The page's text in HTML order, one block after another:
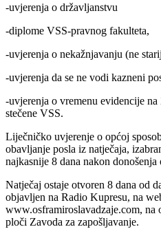
-uvjerenja o državljanstvu
-diplome VSS-pravnog fakulteta,
-uvjerenja o nekažnjavanju (ne
-uvjerenja da se ne vodi kazneni
-uvjerenja o vremenu evidencije
stečene VSS.
Liječničko uvjerenje o općoj
obavljanje posla iz natječaja,
najkasnije 8 dana nakon
Natječaj ostaje otvoren 8 dana od
objavljen na Radio Kupresu, na
www.osframiroslavadzaje.com, na
ploči Zavoda za zapošljavanje.